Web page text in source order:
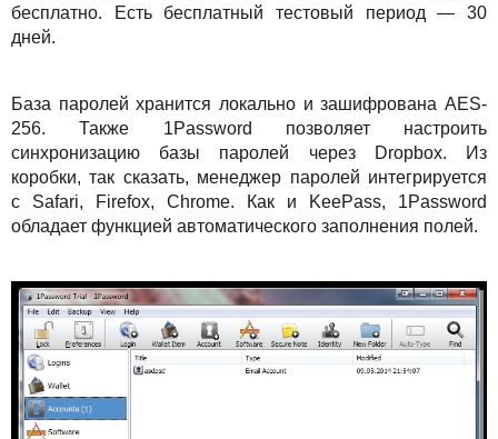
бесплатно. Есть бесплатный тестовый период — 30
дней.
База паролей хранится локально и зашифрована AES-
256. Также 1Password позволяет настроить
синхронизацию базы паролей через Dropbox. Из
коробки, так сказать, менеджер паролей интегрируется
с Safari, Firefox, Chrome. Как и KeePass, 1Password
обладает функцией автоматического заполнения полей.